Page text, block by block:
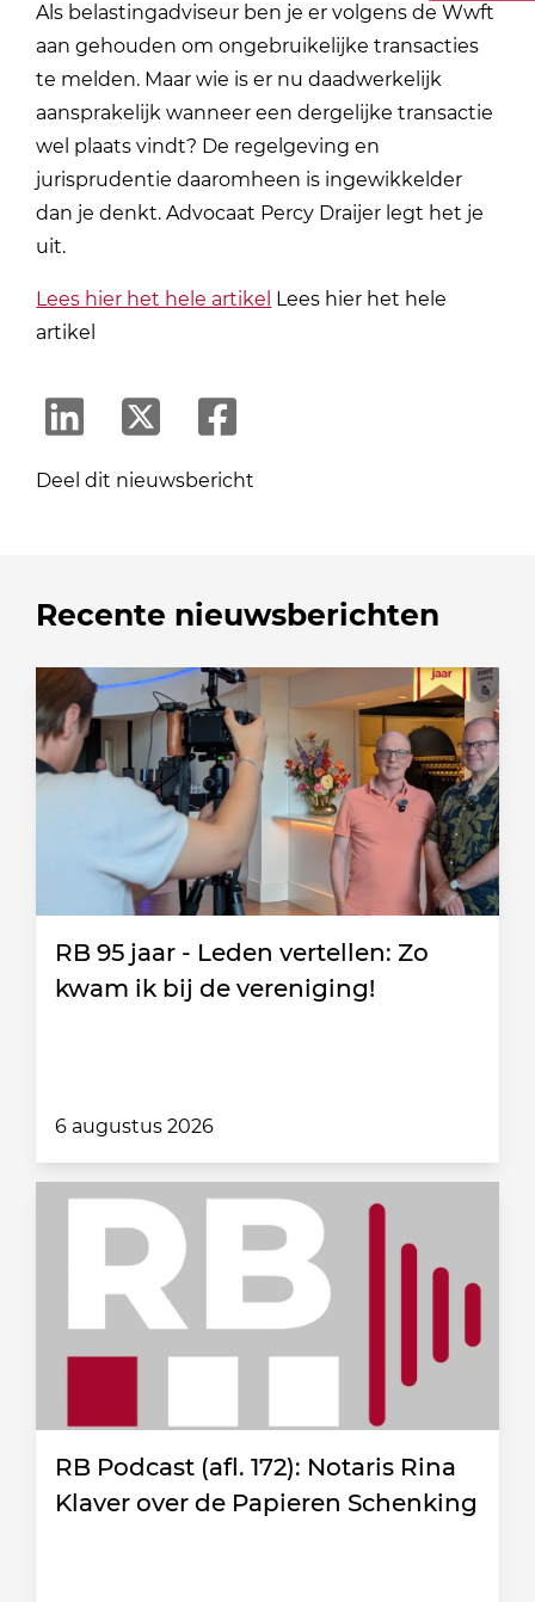
Als belastingadviseur ben je er volgens de Wwft
aan gehouden om ongebruikelijke transacties
te melden. Maar wie is er nu daadwerkelijk
aansprakelijk wanneer een dergelijke transactie
wel plaats vindt? De regelgeving en
jurisprudentie daaromheen is ingewikkelder
dan je denkt. Advocaat Percy Draijer legt het je
uit.
Lees hier het hele artikel Lees hier het hele
artikel
Deel dit nieuwsbericht
Recente nieuwsberichten
RB 95 jaar - Leden vertellen: Zo
kwam ik bij de vereniging!
6 augustus 2026
RB Podcast (afl. 172): Notaris Rina
Klaver over de Papieren Schenking